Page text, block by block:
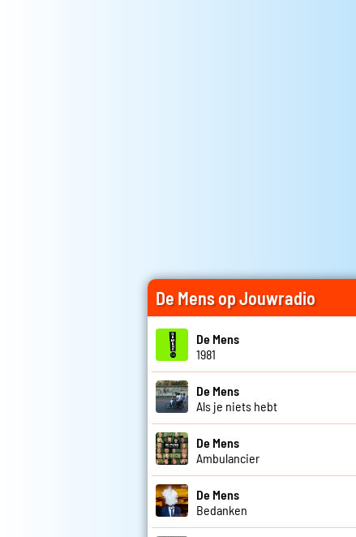
De Mens op Jouwradio
De Mens
1981
De Mens
Als je niets hebt
De Mens
Ambulancier
De Mens
Bedanken